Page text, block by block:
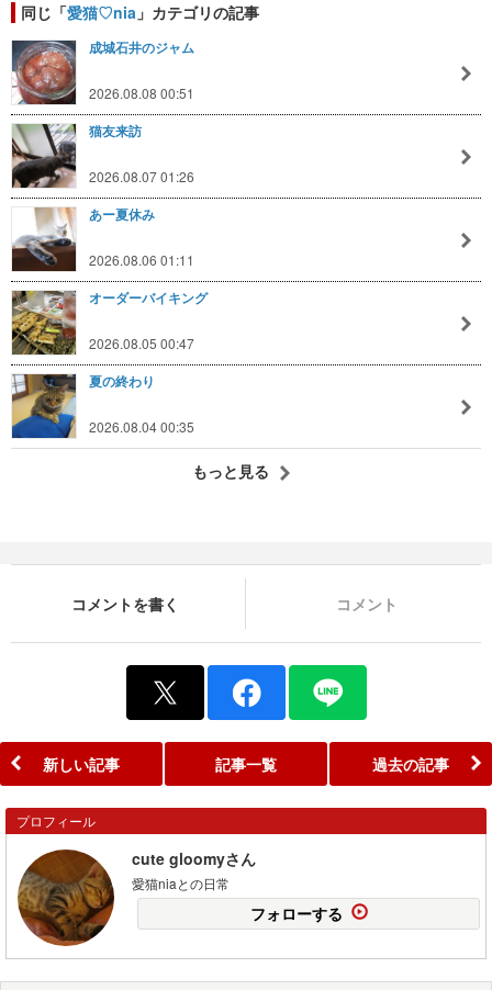
同じ「愛猫♡nia 」カテゴリの記事
成城石井のジャム
2026.08.08 00:51
猫友来訪
2026.08.07 01:26
あー夏休み
2026.08.06 01:11
オーダーバイキング
2026.08.05 00:47
夏の終わり
2026.08.04 00:35
もっと見る
コメントを書く コメント
新しい記事 記事一覧 過去の記事
プロフィール
cute gloomyさん
愛猫niaとの日常
フォローする